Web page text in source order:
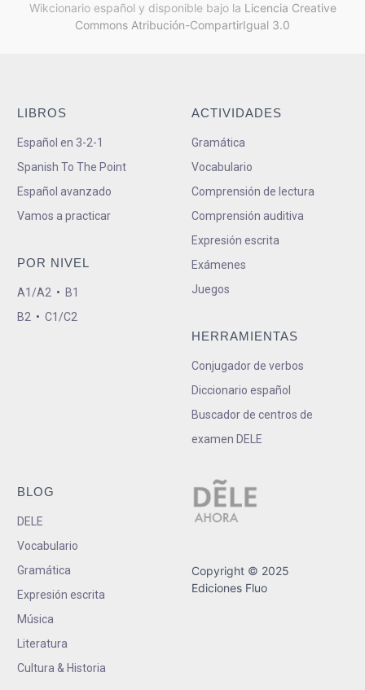
Wikcionario español y disponible bajo la Licencia Creative
Commons Atribución-CompartirIgual 3.0
LIBROS
Español en 3-2-1
Spanish To The Point
Español avanzado
Vamos a practicar
POR NIVEL
A1/A2 • B1
B2 • C1/C2
ACTIVIDADES
Gramática
Vocabulario
Comprensión de lectura
Comprensión auditiva
Expresión escrita
Exámenes
Juegos
HERRAMIENTAS
Conjugador de verbos
Diccionario español
Buscador de centros de
examen DELE
BLOG
DELE
Vocabulario
Gramática
Expresión escrita
Música
Literatura
Cultura & Historia
Copyright © 2025
Ediciones Fluo